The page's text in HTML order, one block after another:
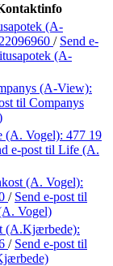
(A-
22096960 / Send e-
(A-
(A-View):
til Companys
(A. Vogel): 477 19
e-post til Life (A.
(A. Vogel):
/ Send e-post til
Vogel)
(A.Kjærbede):
/ Send e-post til